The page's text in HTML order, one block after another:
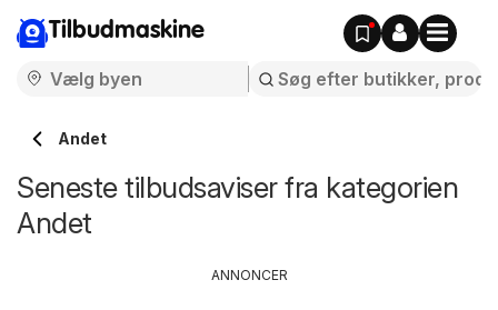
Tilbudmaskine
Andet
Seneste tilbudsaviser fra kategorien
Andet
ANNONCER